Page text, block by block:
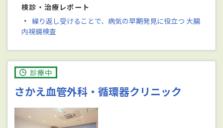
検診・治療レポート
・ 繰り返し受けることで、病気の早期発見に役立つ 大腸
内視鏡検査
診療中
さかえ血管外科・循環器クリニック